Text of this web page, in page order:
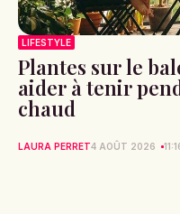
LIFESTYLE
Plantes sur le
aider à tenir
chaud
LAURA PERRET4 AOÛT 2026